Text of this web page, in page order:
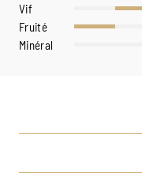
Vif
Fruité
Minéral